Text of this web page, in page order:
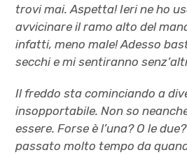
trovi mai. Aspetta! Ieri ne ho
avvicinare il ramo alto del
infatti, meno male! Adesso
secchi e mi sentiranno
Il freddo sta cominciando a
insopportabile. Non so
essere. Forse è l’una? O le
passato molto tempo da